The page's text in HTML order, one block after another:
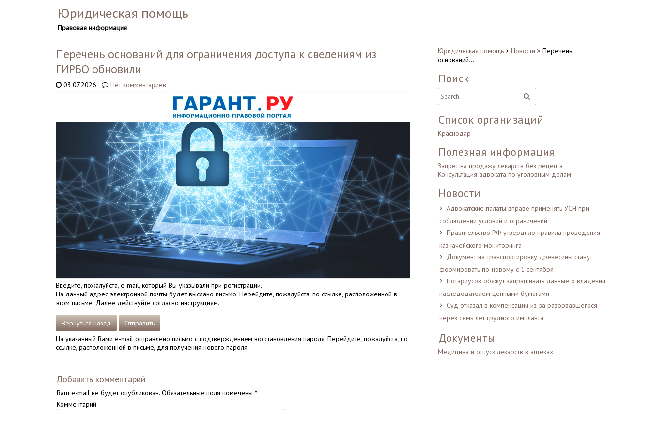
Юридическая помощь
Правовая информация
Перечень оснований для ограничения доступа к сведениям из
ГИРБО обновили
03.07.2026 Нет комментариев
Введите, пожалуйста, e-mail, который Вы указывали при регистрации.
На данный адрес электронной почты будет выслано письмо. Перейдите, пожалуйста, по ссылке, расположенной в
этом письме. Далее действуйте согласно инструкциям.
Вернуться назад
Отправить
На указанный Вами e-mail отправлено письмо с подтверждением восстановления пароля. Перейдите, пожалуйста, по
ссылке, расположенной в письме, для получения нового пароля.
Добавить комментарий
Ваш e-mail не будет опубликован. Обязательные поля помечены*
Комментарий
Юридическая помощь > Новости > Перечень
оснований…
Поиск
Список организаций
Краснодар
Полезная информация
Запрет на продажу лекарств без рецепта
Консультация адвоката по уголовным делам
Новости
Адвокатские палаты вправе применять УСН при
соблюдении условий и ограничений
Правительство РФ утвердило правила проведения
казначейского мониторинга
Документ на транспортировку древесины станут
формировать по-новому с 1 сентября
Нотариусов обяжут запрашивать данные о владении
наследодателем ценными бумагами
Суд отказал в компенсации из-за разорвавшегося
через семь лет грудного импланта
Документы
Медицина и отпуск лекарств в аптеках